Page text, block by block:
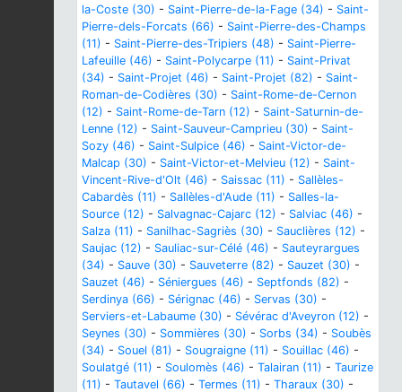
la-Coste (30) - Saint-Pierre-de-la-Fage (34) - Saint-
Pierre-dels-Forcats (66) - Saint-Pierre-des-Champs
(11) - Saint-Pierre-des-Tripiers (48) - Saint-Pierre-
Lafeuille (46) - Saint-Polycarpe (11) - Saint-Privat
(34) - Saint-Projet (46) - Saint-Projet (82) - Saint-
Roman-de-Codières (30) - Saint-Rome-de-Cernon
(12) - Saint-Rome-de-Tarn (12) - Saint-Saturnin-de-
Lenne (12) - Saint-Sauveur-Camprieu (30) - Saint-
Sozy (46) - Saint-Sulpice (46) - Saint-Victor-de-
Malcap (30) - Saint-Victor-et-Melvieu (12) - Saint-
Vincent-Rive-d'Olt (46) - Saissac (11) - Sallèles-
Cabardès (11) - Sallèles-d'Aude (11) - Salles-la-
Source (12) - Salvagnac-Cajarc (12) - Salviac (46) -
Salza (11) - Sanilhac-Sagriès (30) - Sauclières (12) -
Saujac (12) - Sauliac-sur-Célé (46) - Sauteyrargues
(34) - Sauve (30) - Sauveterre (82) - Sauzet (30) -
Sauzet (46) - Séniergues (46) - Septfonds (82) -
Serdinya (66) - Sérignac (46) - Servas (30) -
Serviers-et-Labaume (30) - Sévérac d'Aveyron (12) -
Seynes (30) - Sommières (30) - Sorbs (34) - Soubès
(34) - Souel (81) - Sougraigne (11) - Souillac (46) -
Soulatgé (11) - Soulomès (46) - Talairan (11) - Taurize
(11) - Tautavel (66) - Termes (11) - Tharaux (30) -